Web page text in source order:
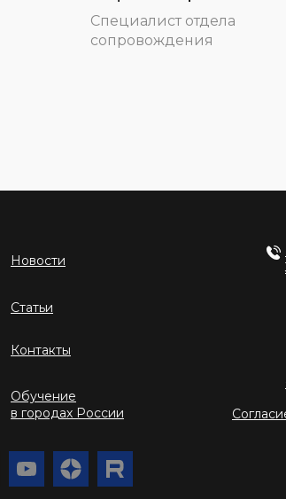
Специалист отдела
сопровождения
Новости
Контакты
Обучение
в городах России
Статьи